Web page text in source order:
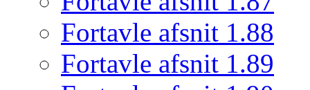
Fortavle afsnit 1.88
Fortavle afsnit 1.89